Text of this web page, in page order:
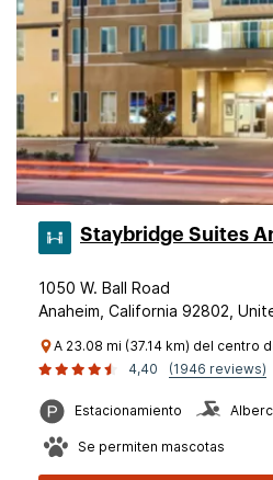
Staybridge Suites
1050 W. Ball Road
Anaheim, California 92802,
A 23.08 mi (37.14 km) del centro
4,40
(1946 reviews)
Estacionamiento
Se permiten mascotas